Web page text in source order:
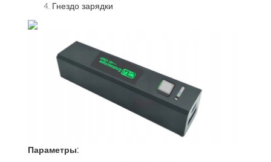
Гнездо зарядки
Параметры: